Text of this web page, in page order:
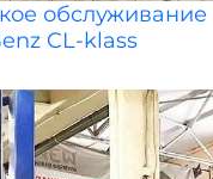
обслуживание
CL-klass